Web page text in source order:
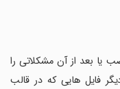
یا بعد از آن مشکلاتی را
فایل هایی که در قالب